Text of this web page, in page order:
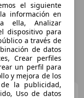
C4 Cactus
el siguiente
información en
ella, Analizar
dispositivo para
a través de
de datos
Crear perfiles
un perfil para
y mejora de los
la publicidad,
Uso de datos